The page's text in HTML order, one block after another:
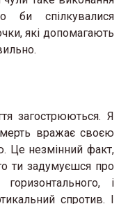
би спілкувалися
які допомагають
загострюються. Я
вражає своєю
Це незмінний факт,
ти задумуєшся про
і
спротив. І